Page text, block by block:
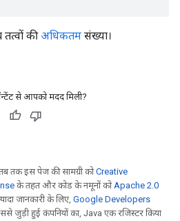
तत्वों की अधिकतम संख्या।
से आपको मदद मिली?
तक इस पेज की सामग्री कोCreative
के तहत और कोड के नमूनों कोApache 2.0
जानकारी के लिए, Google Developers
जुड़ी हुई कंपनियों का, Java एक रजिस्टर किया